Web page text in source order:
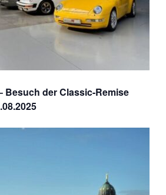
Besuch der Classic-Remise